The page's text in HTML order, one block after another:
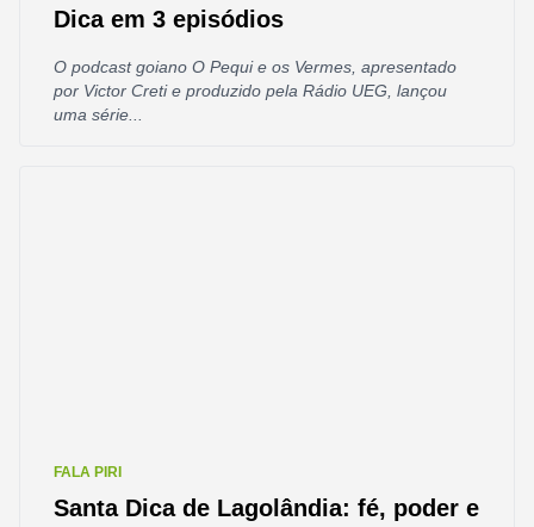
Dica em 3 episódios
O podcast goiano O Pequi e os Vermes, apresentado
por Victor Creti e produzido pela Rádio UEG, lançou
uma série...
FALA PIRI
Santa Dica de Lagolândia: fé, poder e